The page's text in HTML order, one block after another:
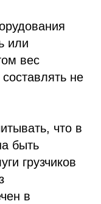
или
вес
не
что в
быть
грузчиков
в